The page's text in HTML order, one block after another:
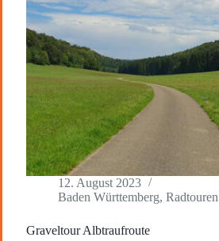
12. August 2023
Baden Württemberg, Radtouren
Graveltour Albtraufroute